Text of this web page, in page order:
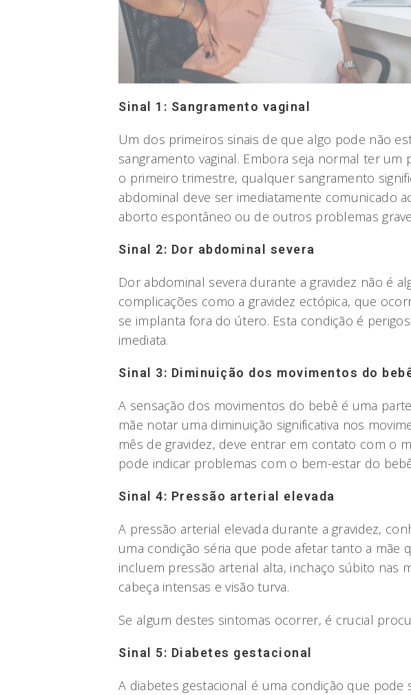
Sinal 1: Sangramento vaginal
Um dos primeiros sinais de que algo pode não
sangramento vaginal. Embora seja normal ter
o primeiro trimestre, qualquer sangramento
abdominal deve ser imediatamente comunicado
aborto espontâneo ou de outros problemas
Sinal 2: Dor abdominal severa
Dor abdominal severa durante a gravidez não é
complicações como a gravidez ectópica, que
se implanta fora do útero. Esta condição é
imediata.
Sinal 3: Diminuição dos movimentos do
A sensação dos movimentos do bebê é uma
mãe notar uma diminuição significativa nos
mês de gravidez, deve entrar em contato com o
pode indicar problemas com o bem-estar do
Sinal 4: Pressão arterial elevada
A pressão arterial elevada durante a gravidez,
uma condição séria que pode afetar tanto a mãe
incluem pressão arterial alta, inchaço súbito nas
cabeça intensas e visão turva.
Se algum destes sintomas ocorrer, é crucial
Sinal 5: Diabetes gestacional
A diabetes gestacional é uma condição que pode